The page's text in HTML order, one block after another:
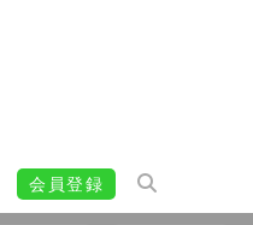
会員登録